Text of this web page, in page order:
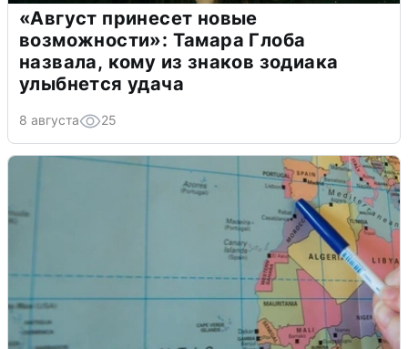
«Август принесет новые
возможности»: Тамара Глоба
назвала, кому из знаков зодиака
улыбнется удача
8 августа 25